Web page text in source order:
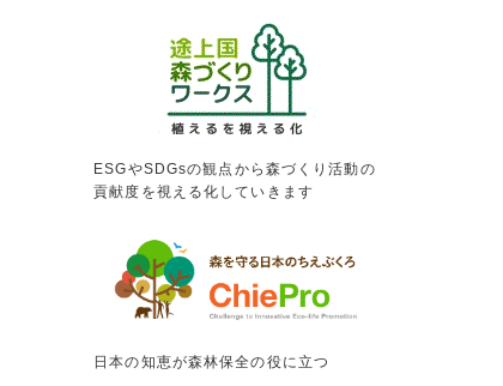
ESGやSDGsの観点から森づくり活動の
貢献度を視える化していきます
日本の知恵が森林保全の役に立つ